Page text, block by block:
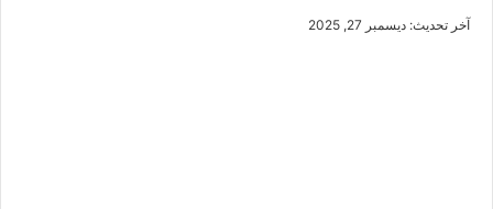
آخر تحديث: ديسمبر 27, 2025